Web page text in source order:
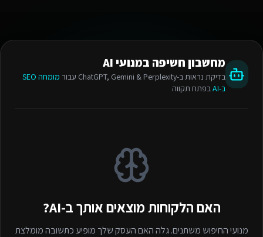
מחשבון חשיפה במנועי AI
בדיקת נראות ב-ChatGPT, Gemini & Perplexity עבור
מומחה SEO
ב-AI
בפתח תקווה
האם הלקוחות מוצאים אותך ב-AI?
מנועי החיפוש משתנים. גלה האם העסק שלך מופיע כתשובה מומלצת